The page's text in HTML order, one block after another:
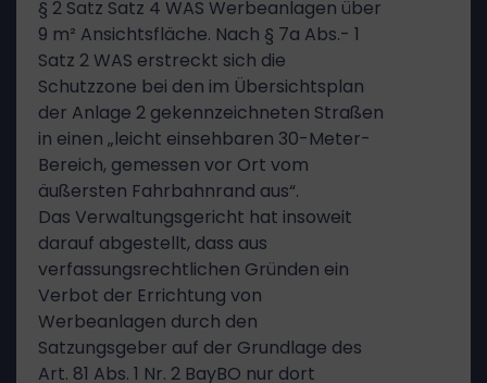
§ 2 Satz Satz 4 WAS Werbeanlagen über
9 m² Ansichtsfläche. Nach § 7a Abs.- 1
Satz 2 WAS erstreckt sich die
Schutzzone bei den im Übersichtsplan
der Anlage 2 gekennzeichneten Straßen
in einen „leicht einsehbaren 30-Meter-
Bereich, gemessen vor Ort vom
äußersten Fahrbahnrand aus“.
Das Verwaltungsgericht hat insoweit
darauf abgestellt, dass aus
verfassungsrechtlichen Gründen ein
Verbot der Errichtung von
Werbeanlagen durch den
Satzungsgeber auf der Grundlage des
Art. 81 Abs. 1 Nr. 2 BayBO nur dort